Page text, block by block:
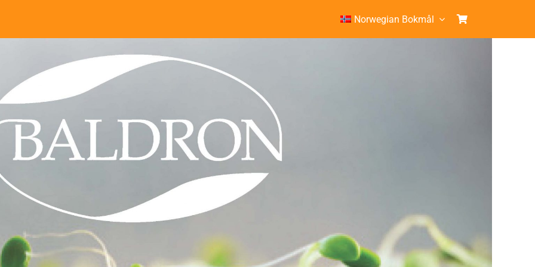
Norwegian Bokmål